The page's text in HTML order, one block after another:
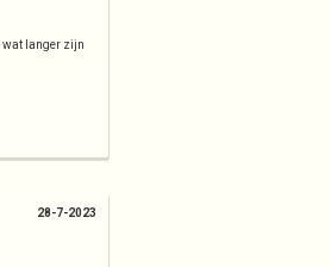
wat langer zijn
28-7-2023